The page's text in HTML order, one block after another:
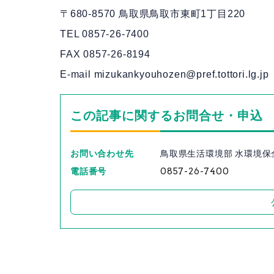
〒680-8570 鳥取県鳥取市東町1丁目220
TEL 0857-26-7400
FAX 0857-26-8194
E-mail mizukankyouhozen@pref.tottori.lg.jp
この記事に関するお問合せ・申込
お問い合わせ先
鳥取県生活環境部 水環境保
電話番号
0857-26-7400